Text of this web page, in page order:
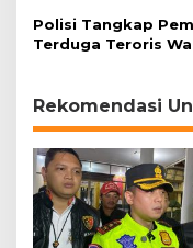
Polisi Tangkap
Terduga Teroris
Rekomendasi